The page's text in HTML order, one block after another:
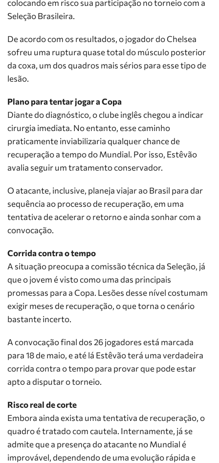
colocando em risco sua participação no torneio com a
Seleção Brasileira.
De acordo com os resultados, o jogador do Chelsea
sofreu uma ruptura quase total do músculo posterior
da coxa, um dos quadros mais sérios para esse tipo de
lesão.
Plano para tentar jogar a Copa
Diante do diagnóstico, o clube inglês chegou a indicar
cirurgia imediata. No entanto, esse caminho
praticamente inviabilizaria qualquer chance de
recuperação a tempo do Mundial. Por isso, Estêvão
avalia seguir um tratamento conservador.
O atacante, inclusive, planeja viajar ao Brasil para dar
sequência ao processo de recuperação, em uma
tentativa de acelerar o retorno e ainda sonhar com a
convocação.
Corrida contra o tempo
A situação preocupa a comissão técnica da Seleção, já
que o jovem é visto como uma das principais
promessas para a Copa. Lesões desse nível costumam
exigir meses de recuperação, o que torna o cenário
bastante incerto.
A convocação final dos 26 jogadores está marcada
para 18 de maio, e até lá Estêvão terá uma verdadeira
corrida contra o tempo para provar que pode estar
apto a disputar o torneio.
Risco real de corte
Embora ainda exista uma tentativa de recuperação, o
quadro é tratado com cautela. Internamente, já se
admite que a presença do atacante no Mundial é
improvável, dependendo de uma evolução rápida e